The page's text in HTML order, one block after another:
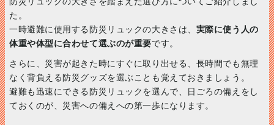
た。
一時避難に使用する防災リュックの大きさは、 実際に使う人の
体重や体型に合わせて選ぶのが重要です。
さらに、災害が起きた時にすぐに取り出せる、長時間でも無理
なく背負える防災グッズを選ぶことも覚えておきましょう。
避難も迅速にできる防災リュックを選んで、日ごろの備えをし
ておくのが、災害への備えへの第一歩になります。